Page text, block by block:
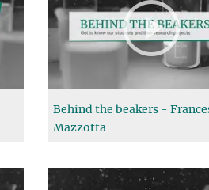
Behind the beakers -
Mazzotta